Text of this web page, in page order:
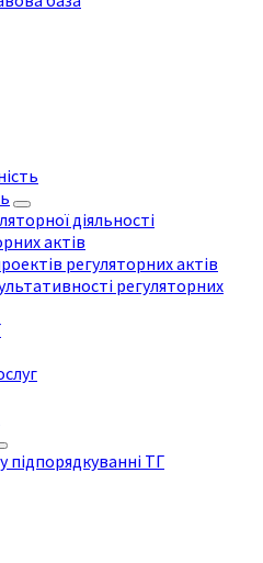
діяльності
актів
регуляторних актів
регуляторних
підпорядкуванні ТГ